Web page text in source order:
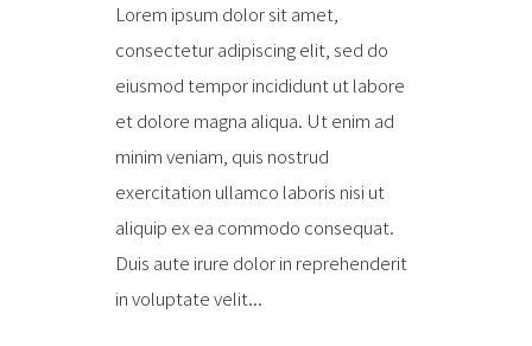
Lorem ipsum dolor sit amet,
consectetur adipiscing elit, sed do
eiusmod tempor incididunt ut labore
et dolore magna aliqua. Ut enim ad
minim veniam, quis nostrud
exercitation ullamco laboris nisi ut
aliquip ex ea commodo consequat.
Duis aute irure dolor in reprehenderit
in voluptate velit...